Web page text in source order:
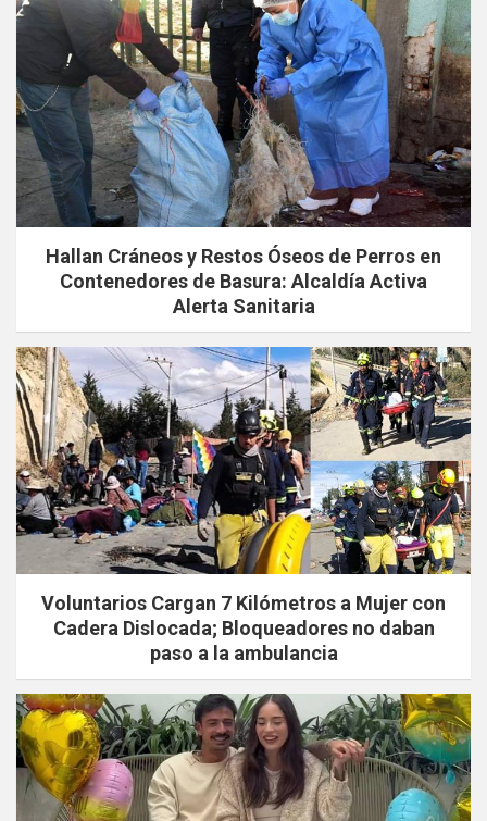
Hallan Cráneos y Restos Óseos de Perros en
Contenedores de Basura: Alcaldía Activa
Alerta Sanitaria
Voluntarios Cargan 7 Kilómetros a Mujer con
Cadera Dislocada; Bloqueadores no daban
paso a la ambulancia